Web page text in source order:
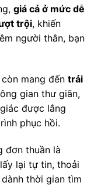
giá cả ở mức dễ
trội, khiến
người thân, bạn
mang đến trải
gian thư giãn,
được lắng
phục hồi.
đơn thuần là
lại tự tin, thoải
thời gian tìm